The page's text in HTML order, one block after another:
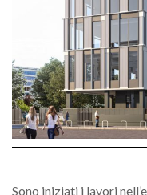
Sono iniziati i lavori